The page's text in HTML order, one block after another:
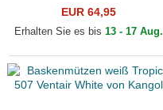
EUR 64,95
Erhalten Sie es bis 13 - 17 Aug.